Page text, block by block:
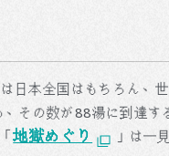
日本全国はもちろん、
その数が88湯に到達
地獄めぐり 」は一